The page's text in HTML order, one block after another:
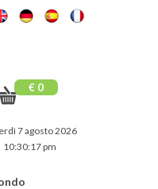
€ 0
7 agosto 2026
10:30:18 pm